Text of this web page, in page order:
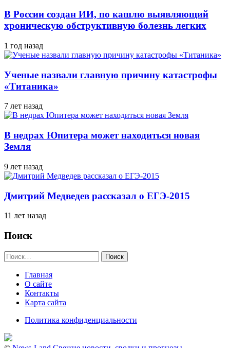
В России создан ИИ, по кашлю выявляющий
хроническую обструктивную болезнь легких
1 год назад
Ученые назвали главную причину катастрофы
«Титаника»
7 лет назад
В недрах Юпитера может находиться новая
Земля
9 лет назад
Дмитрий Медведев рассказал о ЕГЭ-2015
11 лет назад
Поиск
Найти:
Главная
О сайте
Контакты
Карта сайта
Политика конфиденциальности